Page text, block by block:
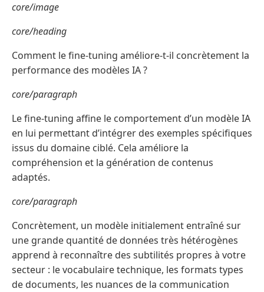
core/image
core/heading
Comment le fine-tuning améliore-t-il concrètement la
performance des modèles IA ?
core/paragraph
Le fine-tuning affine le comportement d’un modèle IA
en lui permettant d’intégrer des exemples spécifiques
issus du domaine ciblé. Cela améliore la
compréhension et la génération de contenus
adaptés.
core/paragraph
Concrètement, un modèle initialement entraîné sur
une grande quantité de données très hétérogènes
apprend à reconnaître des subtilités propres à votre
secteur : le vocabulaire technique, les formats types
de documents, les nuances de la communication